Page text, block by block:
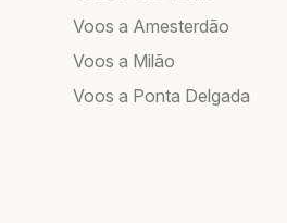
Voos a Amesterdão
Voos a Milão
Voos a Ponta Delgada